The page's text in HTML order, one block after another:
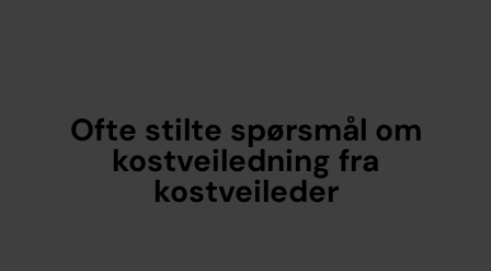
Ofte stilte spørsmål om
kostveiledning fra
kostveileder